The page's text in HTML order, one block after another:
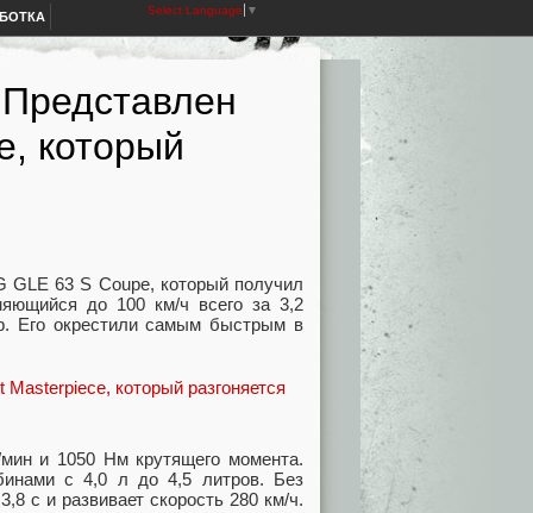
Select Language ▼
который
GLE 63 S Coupe, который получил
до 100 км/ч всего за 3,2
Его окрестили самым быстрым в
и 1050 Нм крутящего момента.
с 4,0 л до 4,5 литров. Без
с и развивает скорость 280 км/ч.